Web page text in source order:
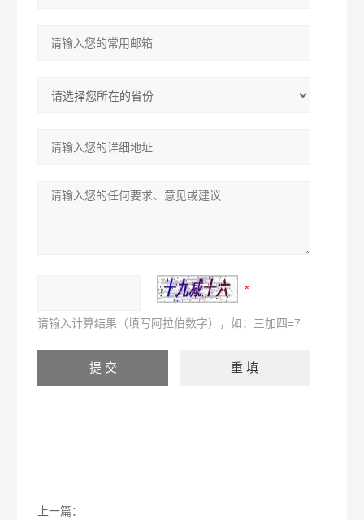
请输入计算结果（填写阿拉伯数字），如：三加四=7
上一篇：